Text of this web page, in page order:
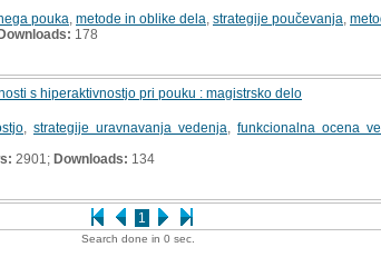
1
pouka metode in oblike dela strategije poučevanja
178
s hiperaktivnostjo pri pouku : magistrsko delo
strategije uravnavanja vedenja funkcionalna ocena
2901; Downloads: 134
Search done in 0 sec.